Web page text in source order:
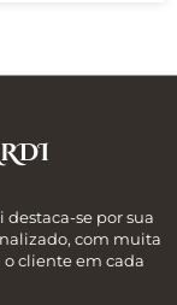
destaca-se por sua
com muita
cliente em cada